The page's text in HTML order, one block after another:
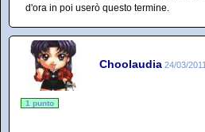
d'ora in poi userò questo termine.
Choolaudia 24/03/
1 punto